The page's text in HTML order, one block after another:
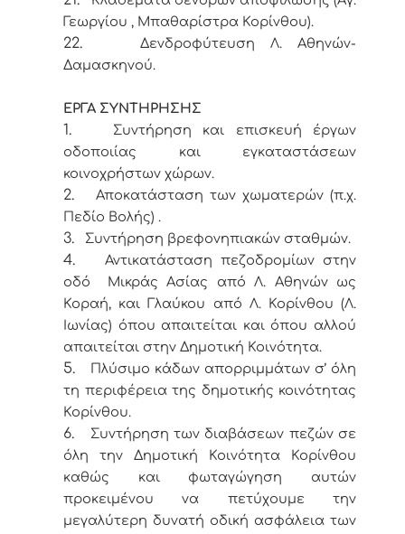
Γεωργίου , Μπαθαρίστρα Κορίνθου).
22.
Δενδροφύτευση Λ. Αθηνών-
Δαμασκηνού.
ΕΡΓΑ ΣΥΝΤΗΡΗΣΗΣ
1.
Συντήρηση και επισκευή έργων
οδοποιίας και εγκαταστάσεων
κοινοχρήστων χώρων.
2.
Αποκατάσταση των χωματερών (π.χ.
Πεδίο Βολής) .
3. Συντήρηση βρεφονηπιακών σταθμών.
4.
Αντικατάσταση πεζοδρομίων στην
οδό Μικράς Ασίας από Λ. Αθηνών ως
Κοραή, και Γλαύκου από Λ. Κορίνθου (Λ.
Ιωνίας) όπου απαιτείται και όπου αλλού
απαιτείται στην Δημοτική Κοινότητα.
5.
Πλύσιμο κάδων απορριμμάτων σ’ όλη
τη περιφέρεια της δημοτικής κοινότητας
Κορίνθου.
6.
Συντήρηση των διαβάσεων πεζών σε
όλη την Δημοτική Κοινότητα Κορίνθου
καθώς και φωταγώγηση αυτών
προκειμένου να πετύχουμε την
μεγαλύτερη δυνατή οδική ασφάλεια των